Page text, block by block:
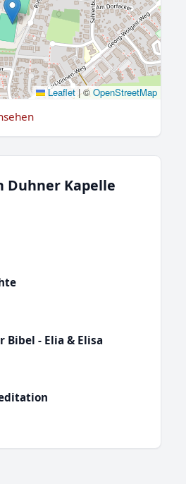
Leaflet |© OpenStreetMap
Duhner Kapelle
Bibel - Elia & Elisa